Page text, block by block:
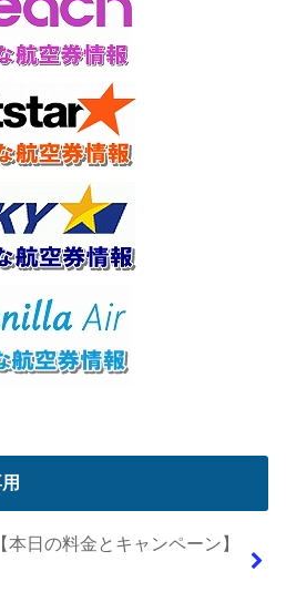
日の料金とキャンペーン】